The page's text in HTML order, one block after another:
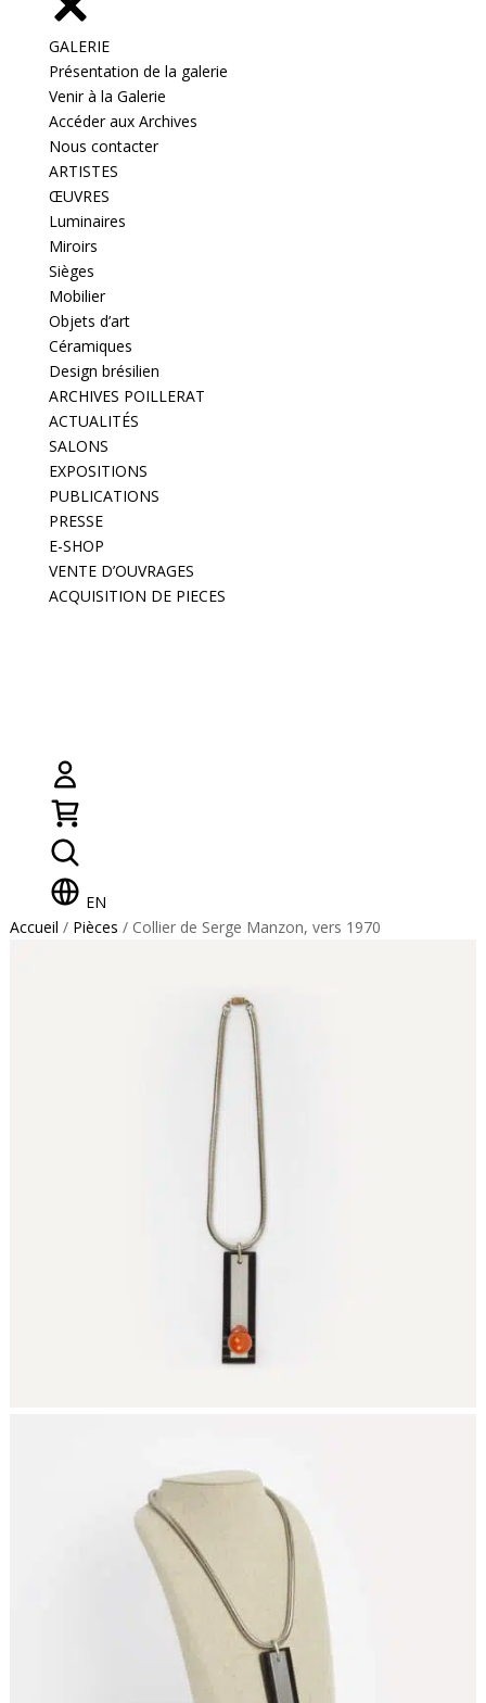
GALERIE
Présentation de la galerie
Venir à la Galerie
Accéder aux Archives
Nous contacter
ARTISTES
ŒUVRES
Luminaires
Miroirs
Sièges
Mobilier
Objets d’art
Céramiques
Design brésilien
ARCHIVES POILLERAT
ACTUALITÉS
SALONS
EXPOSITIONS
PUBLICATIONS
PRESSE
E-SHOP
VENTE D’OUVRAGES
ACQUISITION DE PIECES
EN
Accueil / Pièces / Collier de Serge Manzon, vers 1970